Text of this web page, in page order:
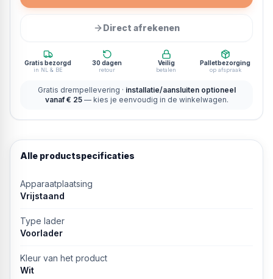
Direct afrekenen
Gratis bezorgd
in NL & BE
30 dagen
retour
Veilig
betalen
Palletbezorging
op afspraak
Gratis drempellevering · installatie/aansluiten optioneel
vanaf € 25 — kies je eenvoudig in de winkelwagen.
Alle productspecificaties
Apparaatplaatsing
Vrijstaand
Type lader
Voorlader
Kleur van het product
Wit